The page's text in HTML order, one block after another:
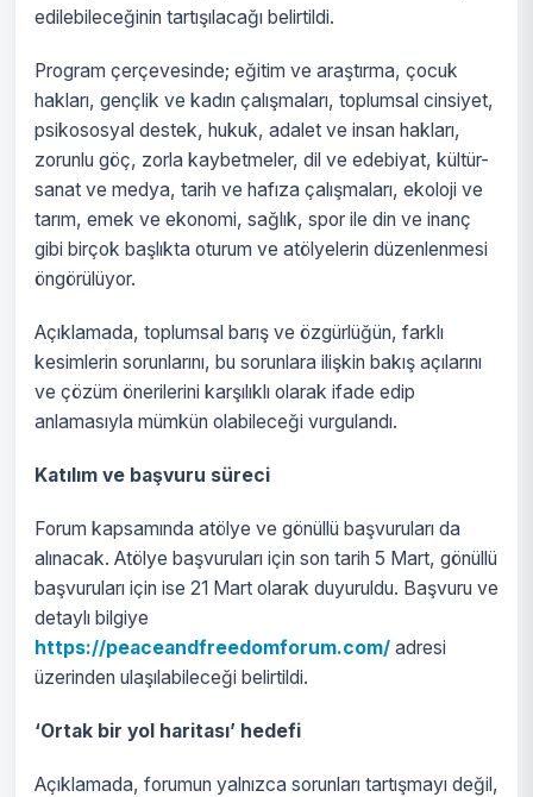
edilebileceğinin tartışılacağı belirtildi.
Program çerçevesinde; eğitim ve araştırma, çocuk
hakları, gençlik ve kadın çalışmaları, toplumsal cinsiyet,
psikososyal destek, hukuk, adalet ve insan hakları,
zorunlu göç, zorla kaybetmeler, dil ve edebiyat, kültür-
sanat ve medya, tarih ve hafıza çalışmaları, ekoloji ve
tarım, emek ve ekonomi, sağlık, spor ile din ve inanç
gibi birçok başlıkta oturum ve atölyelerin düzenlenmesi
öngörülüyor.
Açıklamada, toplumsal barış ve özgürlüğün, farklı
kesimlerin sorunlarını, bu sorunlara ilişkin bakış açılarını
ve çözüm önerilerini karşılıklı olarak ifade edip
anlamasıyla mümkün olabileceği vurgulandı.
Katılım ve başvuru süreci
Forum kapsamında atölye ve gönüllü başvuruları da
alınacak. Atölye başvuruları için son tarih 5 Mart, gönüllü
başvuruları için ise 21 Mart olarak duyuruldu. Başvuru ve
detaylı bilgiye
https://peaceandfreedomforum.com/ adresi
üzerinden ulaşılabileceği belirtildi.
‘Ortak bir yol haritası’ hedefi
Açıklamada, forumun yalnızca sorunları tartışmayı değil,